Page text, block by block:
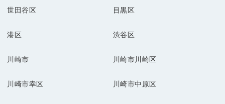
世田谷区 目黒区
港区 渋谷区
川崎市 川崎市川崎区
川崎市幸区 川崎市中原区